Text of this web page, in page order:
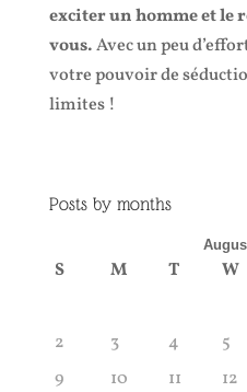
exciter un homme et le
vous.Avec un peu
votre pouvoir de
limites !
Posts by months
S M T W
2
3 4 5
9
10 11 12